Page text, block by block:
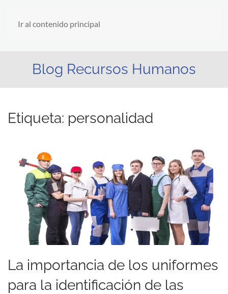
Ir al contenido principal
Blog Recursos Humanos
Etiqueta: personalidad
La importancia de los uniformes
para la identificación de las